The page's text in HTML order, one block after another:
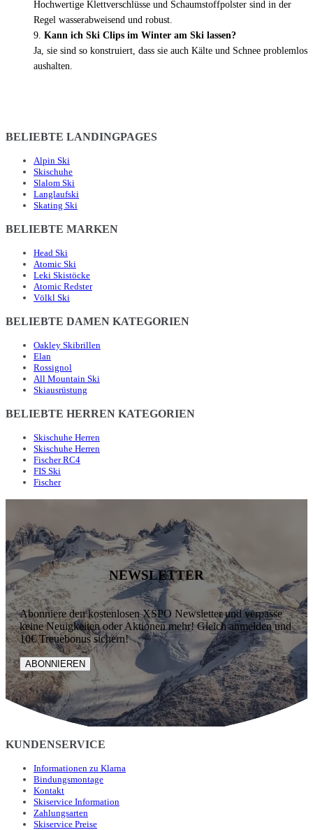
Hochwertige Klettverschlüsse und Schaumstoffpolster sind in der
Regel wasserabweisend und robust.
Kann ich Ski Clips im Winter am Ski lassen?
Ja, sie sind so konstruiert, dass sie auch Kälte und Schnee problemlos
aushalten.
BELIEBTE LANDINGPAGES
Alpin Ski
Skischuhe
Slalom Ski
Langlaufski
Skating Ski
BELIEBTE MARKEN
Head Ski
Atomic Ski
Leki Skistöcke
Atomic Redster
Völkl Ski
BELIEBTE DAMEN KATEGORIEN
Oakley Skibrillen
Elan
Rossignol
All Mountain Ski
Skiausrüstung
BELIEBTE HERREN KATEGORIEN
Skischuhe Herren
Skischuhe Herren
Fischer RC4
FIS Ski
Fischer
NEWSLETTER
Abonniere den kostenlosen XSPO Newsletter und verpasse
keine Neuigkeiten oder Aktionen mehr! Gleich anmelden und
10€ Treuebonus sichern!
ABONNIEREN
KUNDENSERVICE
Informationen zu Klarna
Bindungsmontage
Kontakt
Skiservice Information
Zahlungsarten
Skiservice Preise